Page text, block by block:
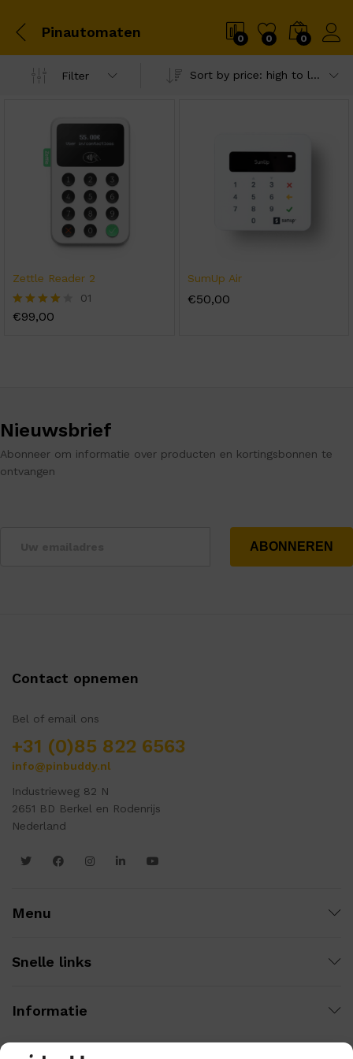
Pinautomaten 0 0 0
Filter Sort by price: high to low
Zettle Reader 2
Rated
01
€99,00
SumUp Air
€50,00
Nieuwsbrief
Abonneer om informatie over producten en kortingsbonnen te
ontvangen
Contact opnemen
Bel of email ons
+31 (0)85 822 6563
info@pinbuddy.nl
Industrieweg 82 N
2651 BD Berkel en Rodenrijs
Nederland
Menu
Snelle links
Informatie